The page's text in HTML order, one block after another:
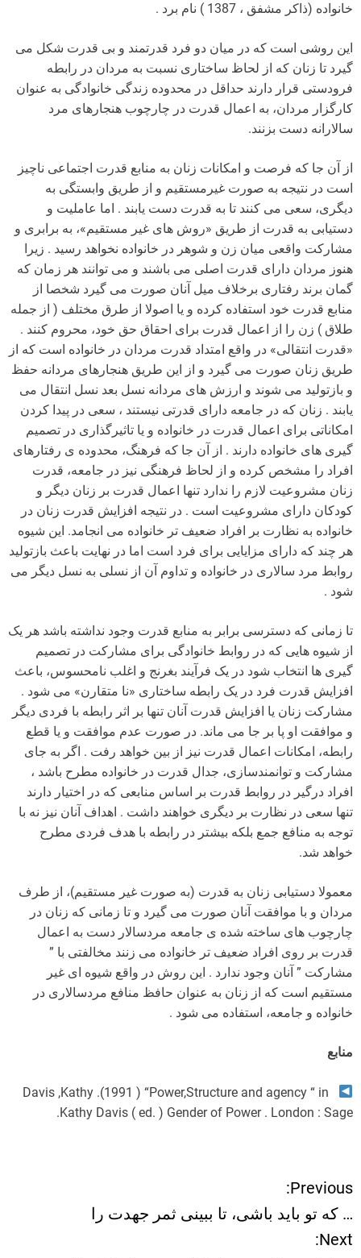
خانواده (ذاکر مشفق ، 1387 ) نام برد .
این روشی است که در میان دو فرد قدرتمند و بی قدرت شکل می
گیرد تا زنان که از لحاظ ساختاری نسبت به مردان در رابطه
فرودستی قرار دارند حداقل در محدوده زندگی خانوادگی به عنوان
کارگزار مردان، به اعمال قدرت در چارچوب هنجارهای مرد
سالارانه دست بزنند.
از آن جا که فرصت و امکانات زنان به منابع قدرت اجتماعی ناچیز
است در نتیجه به صورت غیرمستقیم و از طریق وابستگی به
دیگری، سعی می کنند تا به قدرت دست یابند . اما عاملیت و
دستیابی به قدرت از طریق «روش های غیر مستقیم»، به برابری و
مشارکت واقعی میان زن و شوهر در خانواده نخواهد رسید . زیرا
هنوز مردان دارای قدرت اصلی می باشند و می توانند هر زمان که
گمان برند رفتاری برخلاف میل آنان صورت می گیرد شخصا از
منابع قدرت خود استفاده کرده و یا اصولا از طرق مختلف ( از جمله
طلاق ) زن را از اعمال قدرت برای احقاق حق خود، محروم کنند .
«قدرت انتقالی» در واقع امتداد قدرت مردان در خانواده است که از
طریق زنان صورت می گیرد و از این طریق هنجارهای مردانه حفظ
و بازتولید می شوند و ارزش های مردانه نسل بعد نسل انتقال می
یابند . زنان که در جامعه دارای قدرتی نیستند ، سعی در پیدا کردن
امکاناتی برای اعمال قدرت در خانواده و یا تاثیرگذاری در تصمیم
گیری های خانواده دارند . از آن جا که فرهنگ، محدوده ی رفتارهای
افراد را مشخص کرده و از لحاظ فرهنگی نیز در جامعه، قدرت
زنان مشروعیت لازم را ندارد تنها اعمال قدرت بر زنان دیگر و
کودکان دارای مشروعیت است . در نتیجه افزایش قدرت زنان در
خانواده به نظارت بر افراد ضعیف تر خانواده می انجامد. این شیوه
هر چند که دارای مزایایی برای فرد است اما در نهایت باعث بازتولید
روابط مرد سالاری در خانواده و تداوم آن از نسلی به نسل دیگر می
شود .
تا زمانی که دسترسی برابر به منابع قدرت وجود نداشته باشد هر یک
از شیوه هایی که در روابط خانوادگی برای مشارکت در تصمیم
گیری ها انتخاب شود در یک فرآیند بغرنج و اغلب نامحسوس، باعث
افزایش قدرت فرد در یک رابطه ساختاری «نا متقارن» می شود .
مشارکت زنان یا افزایش قدرت آنان تنها بر اثر رابطه با فردی دیگر
و موافقت او پا بر جا می ماند. در صورت عدم موافقت و یا قطع
رابطه، امکانات اعمال قدرت نیز از بین خواهد رفت . اگر به جای
مشارکت و توانمندسازی، جدال قدرت در خانواده مطرح باشد ،
افراد درگیر در روابط قدرت بر اساس منابعی که در اختیار دارند
تنها سعی در نظارت بر دیگری خواهند داشت . اهداف آنان نیز نه با
توجه به منافع جمع بلکه بیشتر در رابطه با هدف فردی مطرح
خواهد شد.
معمولا دستیابی زنان به قدرت (به صورت غیر مستقیم)، از طرف
مردان و با موافقت آنان صورت می گیرد و تا زمانی که زنان در
چارچوب های ساخته شده ی جامعه مردسالار دست به اعمال
قدرت بر روی افراد ضعیف تر خانواده می زنند مخالفتی با ”
مشارکت ” آنان وجود ندارد . این روش در واقع شیوه ای غیر
مستقیم است که از زنان به عنوان حافظ منافع مردسالاری در
خانواده و جامعه، استفاده می شود .
منابع
Davis ,Kathy .(1991 ) “Power,Structure and agency “ in
Kathy Davis ( ed. ) Gender of Power . London : Sage.
ر
ا
Previous:
… که تو باید باشی، تا ببینی ثمر جهدت را
Next: